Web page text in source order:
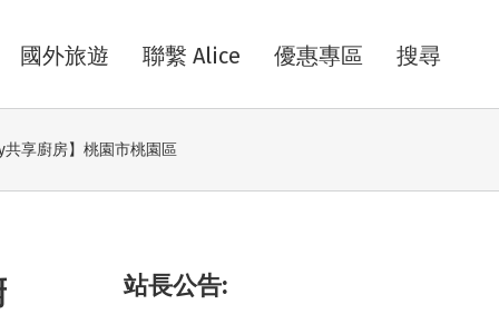
國外旅遊 聯繫 Alice 優惠專區 搜尋
享廚房】桃園市桃園區
站長公告: